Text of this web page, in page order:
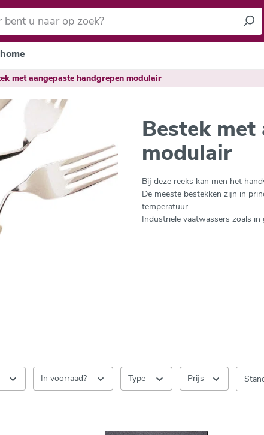
met aangepaste handgrepen modulair
Bestek met
modulair
Bij deze reeks kan men het
De meeste bestekken zijn in
temperatuur.
Industriële vaatwassers zoals
In voorraad? Type Prijs